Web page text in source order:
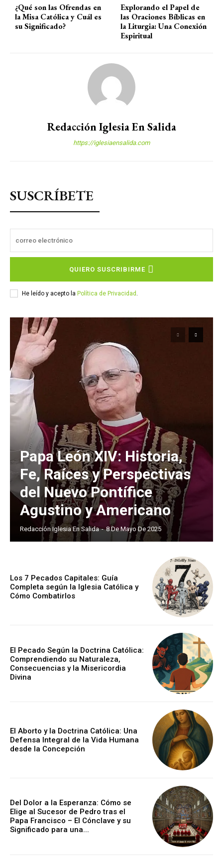
¿Qué son las Ofrendas en
la Misa Católica y Cuál es
su Significado?
Explorando el Papel de
las Oraciones Bíblicas en
la Liturgia: Una Conexión
Espiritual
Redacción Iglesia En Salida
https://iglesiaensalida.com
SUSCRÍBETE
QUIERO SUSCRIBIRME
He leído y acepto la Política de Privacidad
Papa León XIV: Historia,
Fe, Raíces y Perspectivas
del Nuevo Pontífice
Agustino y Americano
Redacción Iglesia En Salida - 8 De Mayo De 2025
Los 7 Pecados Capitales: Guía
Completa según la Iglesia Católica y
Cómo Combatirlos
El Pecado Según la Doctrina Católica:
Comprendiendo su Naturaleza,
Consecuencias y la Misericordia
Divina
El Aborto y la Doctrina Católica: Una
Defensa Integral de la Vida Humana
desde la Concepción
Del Dolor a la Esperanza: Cómo se
Elige al Sucesor de Pedro tras el
Papa Francisco – El Cónclave y su
Significado para una...